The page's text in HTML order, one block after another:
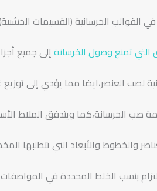
الخرسانية (القسيمات
التي تمنع وصول الخرسانةإلى جميع
لصب العنصر،ايضا مما يؤدي إلى
صب الخرسانة،كما ويتدفق الملاط
التي تتطلبها المخططات والمواصفات (2).كما ان
بنسب الخلط المحددة في